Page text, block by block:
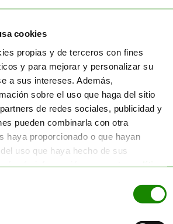
cookies
propias y de terceros con fines
y para mejorar y personalizar su
a sus intereses. Además,
sobre el uso que haga del sitio
de redes sociales, publicidad y
pueden combinarla con otra
haya proporcionado o que hayan
uso que haya hecho de sus
externo para
permite que el
un profesional
empresa de
la designación se
a la
transporte
que solo